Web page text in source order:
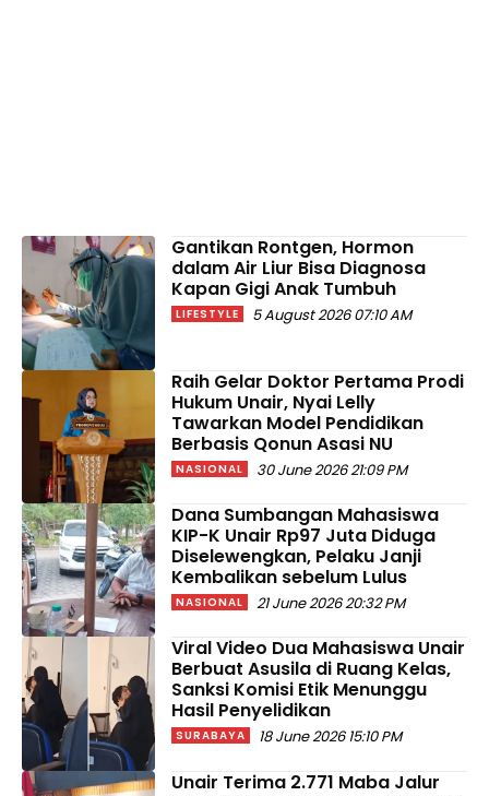
Gantikan Rontgen, Hormon
dalam Air Liur Bisa Diagnosa
Kapan Gigi Anak Tumbuh
LIFESTYLE 5 August 2026 07:10 AM
Raih Gelar Doktor Pertama Prodi
Hukum Unair, Nyai Lelly
Tawarkan Model Pendidikan
Berbasis Qonun Asasi NU
NASIONAL 30 June 2026 21:09 PM
Dana Sumbangan Mahasiswa
KIP-K Unair Rp97 Juta Diduga
Diselewengkan, Pelaku Janji
Kembalikan sebelum Lulus
NASIONAL 21 June 2026 20:32 PM
Viral Video Dua Mahasiswa Unair
Berbuat Asusila di Ruang Kelas,
Sanksi Komisi Etik Menunggu
Hasil Penyelidikan
SURABAYA 18 June 2026 15:10 PM
Unair Terima 2.771 Maba Jalur